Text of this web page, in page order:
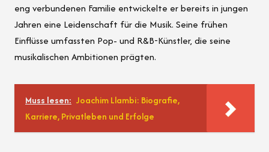
eng verbundenen Familie entwickelte er bereits in jungen
Jahren eine Leidenschaft für die Musik. Seine frühen
Einflüsse umfassten Pop- und R&B-Künstler, die seine
musikalischen Ambitionen prägten.
Muss lesen: Joachim Llambi: Biografie,
Karriere, Privatleben und Erfolge